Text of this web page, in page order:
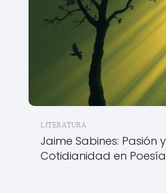
LITERATURA
Jaime Sabines: Pasión y
Cotidianidad en